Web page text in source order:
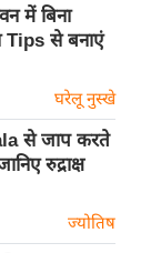
में बिना
Tips से बनाएं
घरेलू नुस्खे
से जाप करते
रुद्राक्ष
ज्योतिष